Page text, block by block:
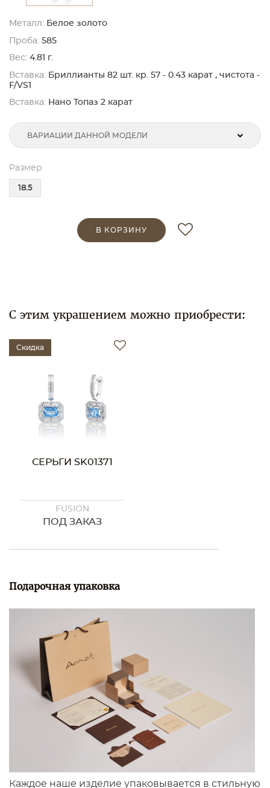
Металл: Белое золото
Проба: 585
Вес: 4.81 г.
Вставка: Бриллианты 82 шт. кр. 57 - 0.43 карат , чистота -
F/VS1
Вставка: Нано Топаз 2 карат
ВАРИАЦИИ ДАННОЙ МОДЕЛИ
Размер
18.5
В КОРЗИНУ
С этим украшением можно приобрести:
Скидка
СЕРЬГИ SK01371
FUSION
ПОД ЗАКАЗ
Подарочная упаковка
Каждое наше изделие упаковывается в стильную